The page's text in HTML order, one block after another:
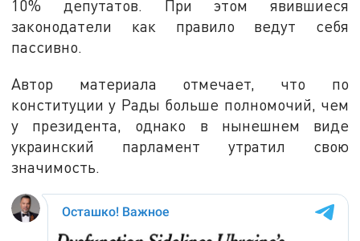
10% депутатов. При этом явившиеся
законодатели как правило ведут себя
пассивно.
Автор материала отмечает, что по
конституции у Рады больше полномочий, чем
у президента, однако в нынешнем виде
украинский парламент утратил свою
значимость.